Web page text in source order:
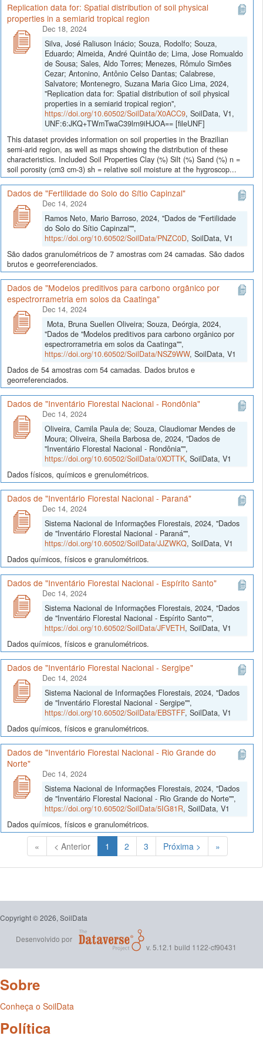
Replication data for: Spatial distribution of soil physical
properties in a semiarid tropical region
Dec 18, 2024
Silva, José Raliuson Inácio; Souza, Rodolfo; Souza,
Eduardo; Almeida, André Quintão de; Lima, Jose Romualdo
de Sousa; Sales, Aldo Torres; Menezes, Rômulo Simões
Cezar; Antonino, Antônio Celso Dantas; Calabrese,
Salvatore; Montenegro, Suzana Maria Gico Lima, 2024,
"Replication data for: Spatial distribution of soil physical
properties in a semiarid tropical region",
https://doi.org/10.60502/SoilData/X0ACC9, SoilData, V1,
UNF:6:JKQ+TWmTwaC39lrn9iHJOA== [fileUNF]
This dataset provides information on soil properties in the Brazilian
semi-arid region, as well as maps showing the distribution of these
characteristics. Included Soil Properties Clay (%) Silt (%) Sand (%) n =
soil porosity (cm3 cm-3) sh = relative soil moisture at the hygroscop...
Dados de "Fertilidade do Solo do Sítio Capinzal"
Dec 14, 2024
Ramos Neto, Mario Barroso, 2024, "Dados de "Fertilidade
do Solo do Sítio Capinzal"",
https://doi.org/10.60502/SoilData/PNZC0D, SoilData, V1
São dados granulométricos de 7 amostras com 24 camadas. São dados
brutos e georreferenciados.
Dados de "Modelos preditivos para carbono orgânico por
espectrorrametria em solos da Caatinga"
Dec 14, 2024
Mota, Bruna Suellen Oliveira; Souza, Deórgia, 2024,
"Dados de "Modelos preditivos para carbono orgânico por
espectrorrametria em solos da Caatinga"",
https://doi.org/10.60502/SoilData/NSZ9WW, SoilData, V1
Dados de 54 amostras com 54 camadas. Dados brutos e
georreferenciados.
Dados de "Inventário Florestal Nacional - Rondônia"
Dec 14, 2024
Oliveira, Camila Paula de; Souza, Claudiomar Mendes de
Moura; Oliveira, Sheila Barbosa de, 2024, "Dados de
"Inventário Florestal Nacional - Rondônia"",
https://doi.org/10.60502/SoilData/0XOTTK, SoilData, V1
Dados físicos, químicos e grenulométricos.
Dados de "Inventário Florestal Nacional - Paraná"
Dec 14, 2024
Sistema Nacional de Informações Florestais, 2024, "Dados
de "Inventário Florestal Nacional - Paraná"",
https://doi.org/10.60502/SoilData/JJZWKQ, SoilData, V1
Dados químicos, físicos e granulométricos.
Dados de "Inventário Florestal Nacional - Espírito Santo"
Dec 14, 2024
Sistema Nacional de Informações Florestais, 2024, "Dados
de "Inventário Florestal Nacional - Espírito Santo"",
https://doi.org/10.60502/SoilData/JFVETH, SoilData, V1
Dados químicos, físicos e granulométricos.
Dados de "Inventário Florestal Nacional - Sergipe"
Dec 14, 2024
Sistema Nacional de Informações Florestais, 2024, "Dados
de "Inventário Florestal Nacional - Sergipe"",
https://doi.org/10.60502/SoilData/EBSTFF, SoilData, V1
Dados químicos, físicos e granulométricos.
Dados de "Inventário Florestal Nacional - Rio Grande do
Norte"
Dec 14, 2024
Sistema Nacional de Informações Florestais, 2024, "Dados
de "Inventário Florestal Nacional - Rio Grande do Norte"",
https://doi.org/10.60502/SoilData/5IG81R, SoilData, V1
Dados químicos, físicos e granulométricos.
« < Anterior 1 (Atual)
2 3 Próxima > »
Copyright © 2026, SoilData
Desenvolvido por
v. 5.12.1 build 1122-cf90431
Sobre
Conheça o SoilData
Política